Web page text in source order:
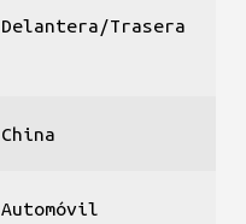
Delantera/Trasera
China
Automóvil